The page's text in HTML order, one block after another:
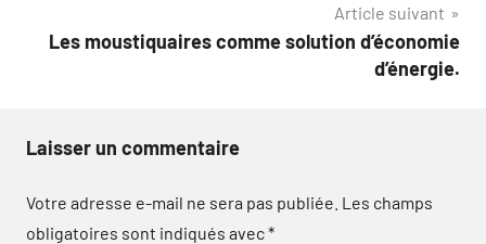
Article suivant
Les moustiquaires comme solution d’économie
d’énergie.
Laisser un commentaire
Votre adresse e-mail ne sera pas publiée. Les champs
obligatoires sont indiqués avec*